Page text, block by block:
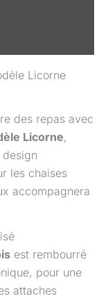
Licorne
des repas avec
Licorne,
les chaises
accompagnera
est rembourré
pour une
attaches